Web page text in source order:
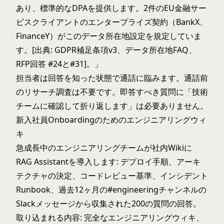
あり、標準的なDPAを提供します。2件のEU金融サー
ビスクライアントのエンタープライズ契約（BankX、
FinanceY）がこのデータ所在地設定を規定していま
す。[出典: GDPR補足条項v3、データ所在地FAQ、
RFP回答 #24と#31]。」
担当者は回答を知った状態で通話に臨みます。通話前
のリサーチ調査は不要です。即答すべき質問に「技術
チームに確認して折り返します」は必要ありません。
新入社員Onboardingのためのエンジニアリングウィ
キ
急成長中のエンジニアリングチームが社内Wikiに
RAG Assistantを導入します: デプロイ手順、アーキ
テクチャの決定、コードレビュー基準、インシデント
Runbook、過去12ヶ月の#engineeringチャンネルの
Slackメッセージから収集された200の質問の回答。
取り込まれる内容: 完全なエンジニアリングウィキ、